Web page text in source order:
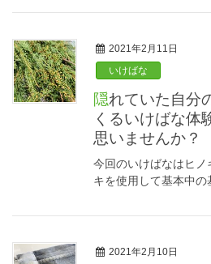
2021年2月11日
いけばな
隠れていた自分の個性と感性が出て
くるいけばな体
思いませんか？
今回のいけばなはヒ
キを使用して基本中
2021年2月10日